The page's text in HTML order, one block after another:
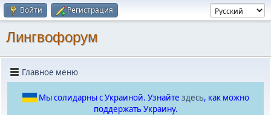
Войти Регистрация
Лингвофорум
Главное меню
Мы солидарны с Украиной. Узнайте здесь, как можно
поддержать Украину.